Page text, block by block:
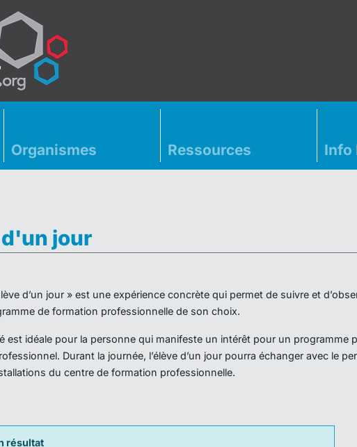
Organismes Ressources Info
d'un jour
d’un jour » est une expérience concrète qui permet de suivre et
de formation professionnelle de son choix.
est idéale pour la personne qui manifeste un intérêt pour un programme
Durant la journée, l’élève d’un jour pourra échanger avec le
du centre de formation professionnelle.
résultat